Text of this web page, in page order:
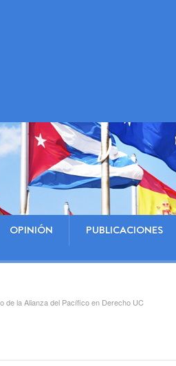
OPINIÓN PUBLICACIONES
de la Alianza del Pacífico en Derecho UC